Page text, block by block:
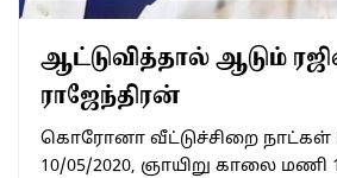
ஆட்டுவித்தால் ஆடும்
ராஜேந்திரன்
கொரோனா வீட்டுச்சிறை நாட்கள்
10/05/2020, ஞாயிறு காலை மணி